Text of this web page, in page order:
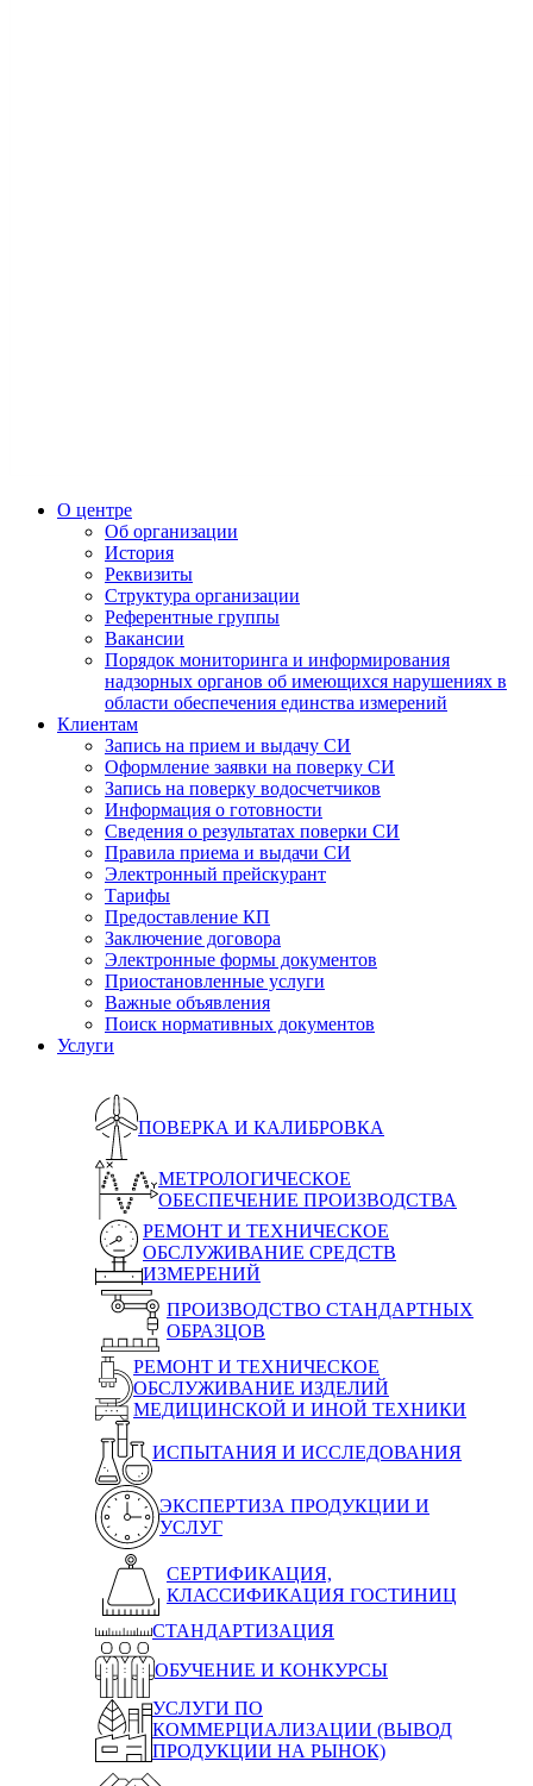
О центре
Об организации
История
Реквизиты
Структура организации
Референтные группы
Вакансии
Порядок мониторинга и информирования
надзорных органов об имеющихся нарушениях в
области обеспечения единства измерений
Клиентам
Запись на прием и выдачу СИ
Оформление заявки на поверку СИ
Запись на поверку водосчетчиков
Информация о готовности
Сведения о результатах поверки СИ
Правила приема и выдачи СИ
Электронный прейскурант
Тарифы
Предоставление КП
Заключение договора
Электронные формы документов
Приостановленные услуги
Важные объявления
Поиск нормативных документов
Услуги
ПОВЕРКА И КАЛИБРОВКА
МЕТРОЛОГИЧЕСКОЕ
ОБЕСПЕЧЕНИЕ ПРОИЗВОДСТВА
РЕМОНТ И ТЕХНИЧЕСКОЕ
ОБСЛУЖИВАНИЕ СРЕДСТВ
ИЗМЕРЕНИЙ
ПРОИЗВОДСТВО СТАНДАРТНЫХ
ОБРАЗЦОВ
РЕМОНТ И ТЕХНИЧЕСКОЕ
ОБСЛУЖИВАНИЕ ИЗДЕЛИЙ
МЕДИЦИНСКОЙ И ИНОЙ ТЕХНИКИ
ИСПЫТАНИЯ И ИССЛЕДОВАНИЯ
ЭКСПЕРТИЗА ПРОДУКЦИИ И
УСЛУГ
СЕРТИФИКАЦИЯ,
КЛАССИФИКАЦИЯ ГОСТИНИЦ
СТАНДАРТИЗАЦИЯ
ОБУЧЕНИЕ И КОНКУРСЫ
УСЛУГИ ПО
КОММЕРЦИАЛИЗАЦИИ (ВЫВОД
ПРОДУКЦИИ НА РЫНОК)